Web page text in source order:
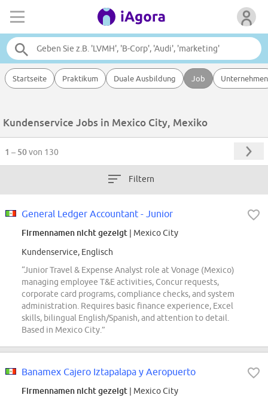
Startseite Praktikum Duale Ausbildung Job Unternehmen
Kundenservice Jobs in Mexico City, Mexiko
1 – 50von 130
Filtern
General Ledger Accountant - Junior
Firmennamen nicht gezeigt | Mexico City
Kundenservice, Englisch
“Junior Travel & Expense Analyst role at Vonage (Mexico)
managing employee T&E activities, Concur requests,
corporate card programs, compliance checks, and system
administration. Requires basic finance experience, Excel
skills, bilingual English/Spanish, and attention to detail.
Based in Mexico City.”
Banamex Cajero Iztapalapa y Aeropuerto
Firmennamen nicht gezeigt | Mexico City